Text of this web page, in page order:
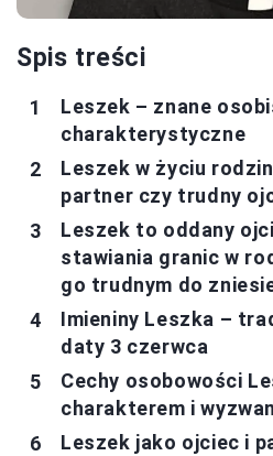
Spis treści
Leszek – znane
charakterystyczne
Leszek w życiu
partner czy trudny
Leszek to oddany
stawiania granic w
go trudnym do
Imieniny Leszka –
daty 3 czerwca
Cechy osobowości
charakterem i
Leszek jako ojciec i